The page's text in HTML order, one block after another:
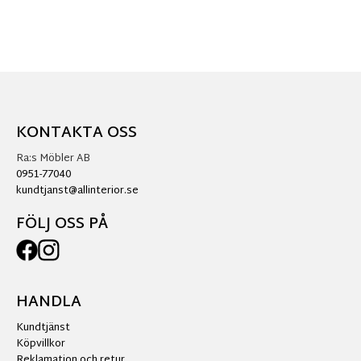
KONTAKTA OSS
Ra:s Möbler AB
0951-77040
kundtjanst@allinterior.se
FÖLJ OSS PÅ
HANDLA
Kundtjänst
Köpvillkor